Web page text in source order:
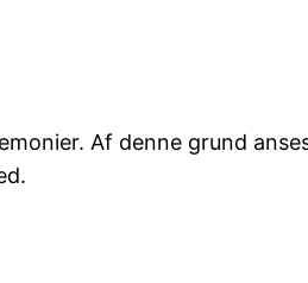
Af denne grund